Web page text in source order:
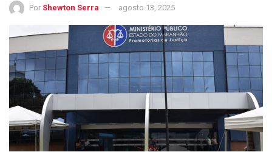
Por Shewton Serra agosto 13, 2025